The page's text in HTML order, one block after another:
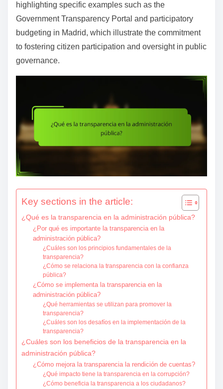
highlighting specific examples such as the
Government Transparency Portal and participatory
budgeting in Madrid, which illustrate the commitment
to fostering citizen participation and oversight in public
governance.
Key sections in the article:
¿Qué es la transparencia en la administración pública?
¿Por qué es importante la transparencia en la
administración pública?
¿Cuáles son los principios fundamentales de la
transparencia?
¿Cómo se relaciona la transparencia con la confianza
pública?
¿Cómo se implementa la transparencia en la
administración pública?
¿Qué herramientas se utilizan para promover la
transparencia?
¿Cuáles son los desafíos en la implementación de la
transparencia?
¿Cuáles son los beneficios de la transparencia en la
administración pública?
¿Cómo mejora la transparencia la rendición de cuentas?
¿Qué impacto tiene la transparencia en la corrupción?
¿Cómo beneficia la transparencia a los ciudadanos?